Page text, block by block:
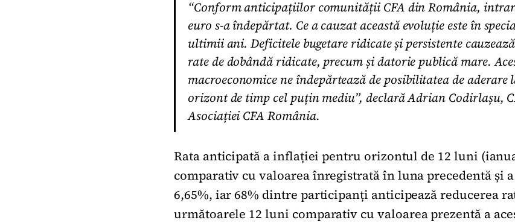
“Conform anticipațiilor comunității CFA din România,
euro s-a îndepărtat. Ce a cauzat această evoluție este în
ultimii ani. Deficitele bugetare ridicate și persistente
rate de dobândă ridicate, precum și datorie publică mare.
macroeconomice ne îndepărtează de posibilitatea de
orizont de timp cel puțin mediu”, declară Adrian Codirlașu,
Asociației CFA România.
Rata anticipată a inflației pentru orizontul de 12 luni
comparativ cu valoarea înregistrată în luna precedentă și
6,65%, iar 68% dintre participanți anticipează reducerea
următoarele 12 luni comparativ cu valoarea prezentă a